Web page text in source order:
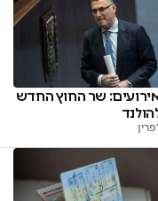
שר החוץ החדש